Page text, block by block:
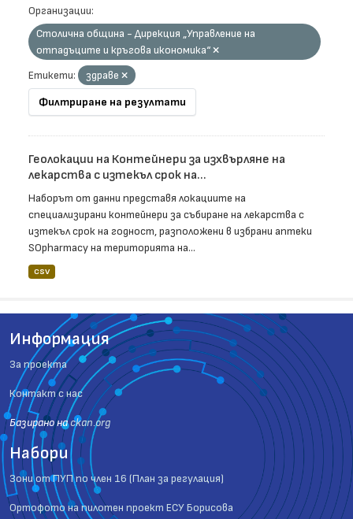
Организации:
Столична община - Дирекция „Управление на
отпадъците и кръгова икономика“
Етикети:
здраве
Филтриране на резултати
Геолокации на Контейнери за изхвърляне на
лекарства с изтекъл срок на...
Наборът от данни представя локациите на
специализирани контейнери за събиране на лекарства с
изтекъл срок на годност, разположени в избрани аптеки
SOpharmacy на територията на...
CSV
Информация
За проекта
Контакт с нас
Базиранo наckan.org
Набори
Зони от ПУП по член 16 (План за регулация)
Ортофото на пилотен проект ЕСУ Борисова